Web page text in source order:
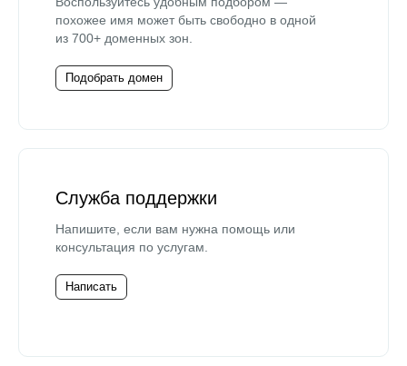
похожее имя может быть свободно в одной
из 700+ доменных зон.
Подобрать домен
Служба поддержки
Напишите, если вам нужна помощь или
консультация по услугам.
Написать